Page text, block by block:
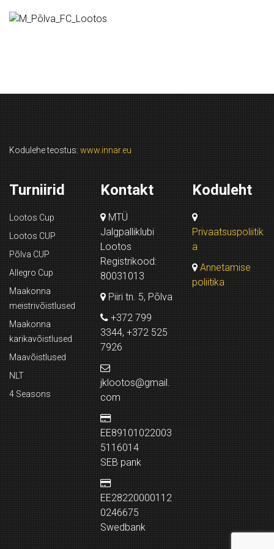
Kodulehe teostus: www.innar.eu
Turniirid
Lootos Cup
Lootos CUP
Põlva CUP
Allegro Cup
Maakonna
meistrivõistlused
Maakonna
karikavõistlused
Maavõistlused
NLT
4 Seasons
Kontakt
MTÜ
Jalgpalliklubi
Lootos
Registrikood:
80031013
Piiri tn. 5, Põlva
+372 799
3344, +372 525
7926
jklootos@gmail.
com
EE89101022003
5116014
SEB pank
EE28220000112
0246675
Swedbank
Koduleht
Privaatsuspoliitik
a
Annetamise
poliitika